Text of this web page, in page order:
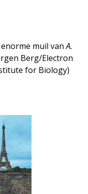
enorme muil vanA.
Berg/Electron
for Biology)